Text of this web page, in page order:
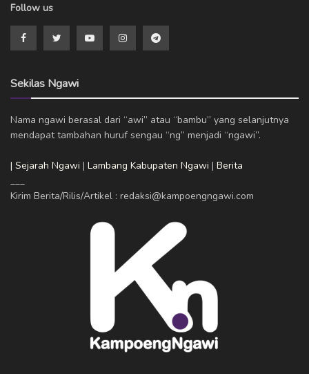
Follow us
Sekilas Ngawi
Nama ngawi berasal dari “awi” atau “bambu” yang selanjutnya
mendapat tambahan huruf sengau “ng” menjadi “ngawi”.
| Sejarah Ngawi | Lambang Kabupaten Ngawi | Berita
Kirim Berita/Rilis/Artikel : redaksi@kampoengngawi.com